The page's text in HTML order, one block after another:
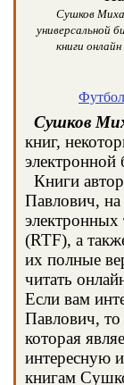
Сушков
универсальной
книги
Сушков
книг,
электронной
Книги
Павлович, на
(RTF), а
их полные
читать
Если вам
Павлович,
которая
интересную
книгам